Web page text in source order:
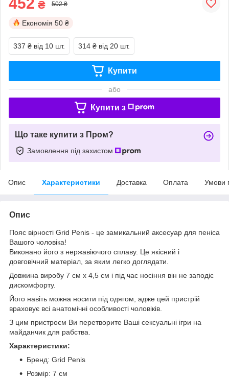
₴ 502 ₴
Економія 50 ₴
337 ₴ від 10 шт. 314 ₴ від 20 шт.
Купити
або
Купити з
Що таке купити з Пром?
Замовлення під захистом
Опис Характеристики Доставка Оплата Умови
Опис
Пояс вірності Grid Penis - це замикальний аксесуар для пеніса
Вашого чоловіка!
Виконано його з нержавіючого сплаву. Це якісний і
довговічний матеріал, за яким легко доглядати.
Довжина виробу 7 см х 4,5 см і під час носіння він не заподіє
дискомфорту.
Його навіть можна носити під одягом, адже цей пристрій
враховує всі анатомічні особливості чоловіків.
З цим пристроєм Ви перетворите Ваші сексуальні ігри на
майданчик для рабства.
Характеристики:
Бренд: Grid Penis
Розмір: 7 см